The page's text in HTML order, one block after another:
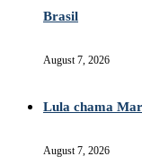
Brasil
August 7, 2026
Lula chama
August 7, 2026